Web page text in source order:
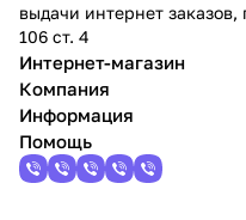
выдачи интернет
106 ст. 4
Интернет-магазин
Компания
Информация
Помощь